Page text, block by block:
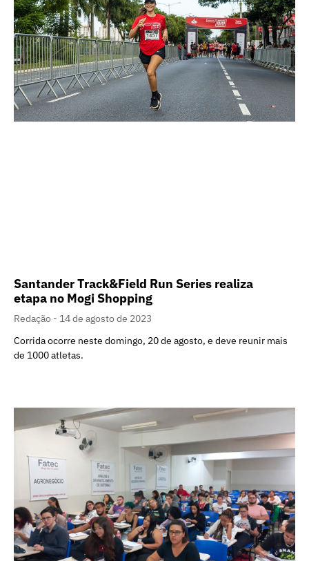
Santander Track&Field Run Series realiza
etapa no Mogi Shopping
Redação
14 de agosto de 2023
Corrida ocorre neste domingo, 20 de agosto, e deve reunir mais
de 1000 atletas.